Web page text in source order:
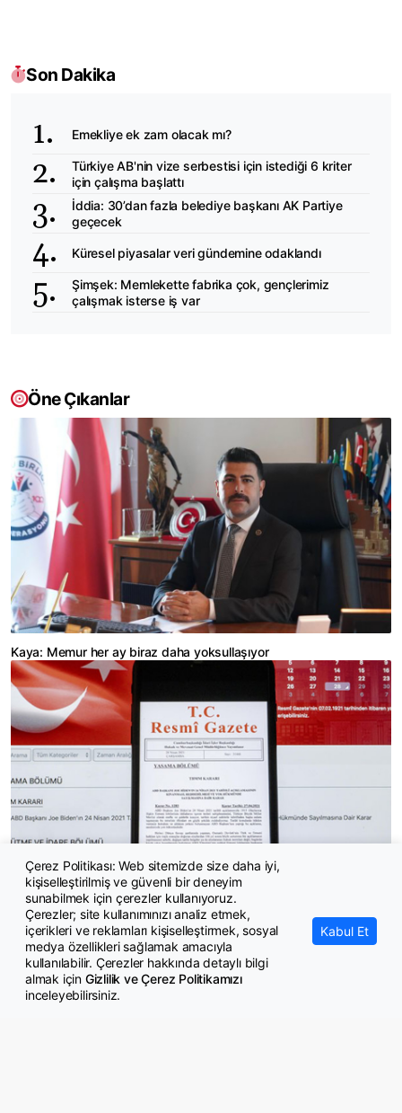
Son Dakika
Emekliye ek zam olacak mı?
Türkiye AB'nin vize serbestisi için istediği 6 kriter
için çalışma başlattı
İddia: 30’dan fazla belediye başkanı AK Partiye
geçecek
Küresel piyasalar veri gündemine odaklandı
Şimşek: Memlekette fabrika çok, gençlerimiz
çalışmak isterse iş var
Öne Çıkanlar
Kaya: Memur her ay biraz daha yoksullaşıyor
4/B Sözleşmeli Personel Esaslarında değişiklik yapıldı
Çerez Politikası: Web sitemizde size daha iyi,
kişiselleştirilmiş ve güvenli bir deneyim
sunabilmek için çerezler kullanıyoruz.
Çerezler; site kullanımınızı analiz etmek,
içerikleri ve reklamları kişiselleştirmek, sosyal
medya özellikleri sağlamak amacıyla
kullanılabilir. Çerezler hakkında detaylı bilgi
almak için Gizlilik ve Çerez Politikamızı
inceleyebilirsiniz.
Kabul Et